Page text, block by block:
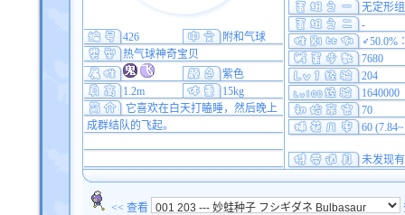
无定形组
-
7680
204
1640000
70
60
未发现
426
附和气球
热气球神奇宝贝
紫色
1.2m
15kg
它喜欢在白天打瞌睡，然后晚上
成群结队的飞起。
<< 查看